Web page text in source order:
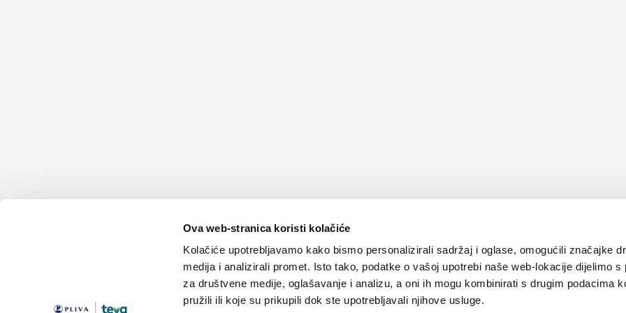
Ova web-stranica koristi kolačiće
Kolačiće upotrebljavamo kako bismo personalizirali sadržaj i oglase, omogućili značajke
medija i analizirali promet. Isto tako, podatke o vašoj upotrebi naše web-lokacije dijelimo s
za društvene medije, oglašavanje i analizu, a oni ih mogu kombinirati s drugim podacima
pružili ili koje su prikupili dok ste upotrebljavali njihove usluge.